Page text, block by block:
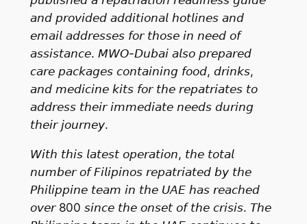
𝘢𝘯𝘥 𝘱𝘳𝘰𝘷𝘪𝘥𝘦𝘥 𝘢𝘥𝘥𝘪𝘵𝘪𝘰𝘯𝘢𝘭 𝘩𝘰𝘵𝘭𝘪𝘯𝘦𝘴 𝘢𝘯𝘥
𝘦𝘮𝘢𝘪𝘭 𝘢𝘥𝘥𝘳𝘦𝘴𝘴𝘦𝘴 𝘧𝘰𝘳 𝘵𝘩𝘰𝘴𝘦 𝘪𝘯 𝘯𝘦𝘦𝘥 𝘰𝘧
𝘢𝘴𝘴𝘪𝘴𝘵𝘢𝘯𝘤𝘦. 𝘔𝘞𝘖-𝘋𝘶𝘣𝘢𝘪 𝘢𝘭𝘴𝘰 𝘱𝘳𝘦𝘱𝘢𝘳𝘦𝘥
𝘤𝘢𝘳𝘦 𝘱𝘢𝘤𝘬𝘢𝘨𝘦𝘴 𝘤𝘰𝘯𝘵𝘢𝘪𝘯𝘪𝘯𝘨 𝘧𝘰𝘰𝘥, 𝘥𝘳𝘪𝘯𝘬𝘴,
𝘢𝘯𝘥 𝘮𝘦𝘥𝘪𝘤𝘪𝘯𝘦 𝘬𝘪𝘵𝘴 𝘧𝘰𝘳 𝘵𝘩𝘦 𝘳𝘦𝘱𝘢𝘵𝘳𝘪𝘢𝘵𝘦𝘴 𝘵𝘰
𝘢𝘥𝘥𝘳𝘦𝘴𝘴 𝘵𝘩𝘦𝘪𝘳 𝘪𝘮𝘮𝘦𝘥𝘪𝘢𝘵𝘦 𝘯𝘦𝘦𝘥𝘴 𝘥𝘶𝘳𝘪𝘯𝘨
𝘵𝘩𝘦𝘪𝘳 𝘫𝘰𝘶𝘳𝘯𝘦𝘺.
𝘞𝘪𝘵𝘩 𝘵𝘩𝘪𝘴 𝘭𝘢𝘵𝘦𝘴𝘵 𝘰𝘱𝘦𝘳𝘢𝘵𝘪𝘰𝘯, 𝘵𝘩𝘦 𝘵𝘰𝘵𝘢𝘭
𝘯𝘶𝘮𝘣𝘦𝘳 𝘰𝘧 𝘍𝘪𝘭𝘪𝘱𝘪𝘯𝘰𝘴 𝘳𝘦𝘱𝘢𝘵𝘳𝘪𝘢𝘵𝘦𝘥 𝘣𝘺 𝘵𝘩𝘦
𝘗𝘩𝘪𝘭𝘪𝘱𝘱𝘪𝘯𝘦 𝘵𝘦𝘢𝘮 𝘪𝘯 𝘵𝘩𝘦 𝘜𝘈𝘌 𝘩𝘢𝘴 𝘳𝘦𝘢𝘤𝘩𝘦𝘥
𝘰𝘷𝘦𝘳 800 𝘴𝘪𝘯𝘤𝘦 𝘵𝘩𝘦 𝘰𝘯𝘴𝘦𝘵 𝘰𝘧 𝘵𝘩𝘦 𝘤𝘳𝘪𝘴𝘪𝘴. 𝘛𝘩𝘦